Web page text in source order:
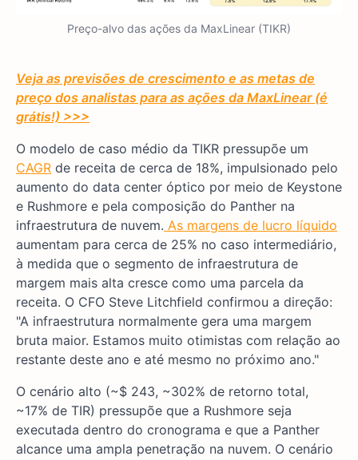
Preço-alvo das ações da MaxLinear (TIKR)
Veja as previsões de crescimento e as metas de
preço dos analistas para as ações da MaxLinear (é
grátis!) >>>
O modelo de caso médio da TIKR pressupõe um
CAGR de receita de cerca de 18%, impulsionado pelo
aumento do data center óptico por meio de Keystone
e Rushmore e pela composição do Panther na
infraestrutura de nuvem. As margens de lucro líquido
aumentam para cerca de 25% no caso intermediário,
à medida que o segmento de infraestrutura de
margem mais alta cresce como uma parcela da
receita. O CFO Steve Litchfield confirmou a direção:
"A infraestrutura normalmente gera uma margem
bruta maior. Estamos muito otimistas com relação ao
restante deste ano e até mesmo no próximo ano."
O cenário alto (~$ 243, ~302% de retorno total,
~17% de TIR) pressupõe que a Rushmore seja
executada dentro do cronograma e que a Panther
alcance uma ampla penetração na nuvem. O cenário